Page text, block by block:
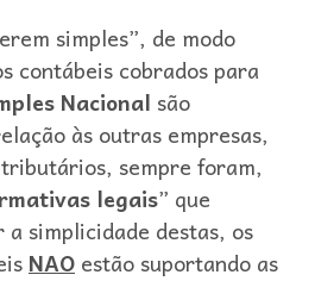
simples”, de modo
contábeis cobrados para
Nacional são
às outras empresas,
sempre foram,
legais” que
simplicidade destas, os
NAO estão suportando as